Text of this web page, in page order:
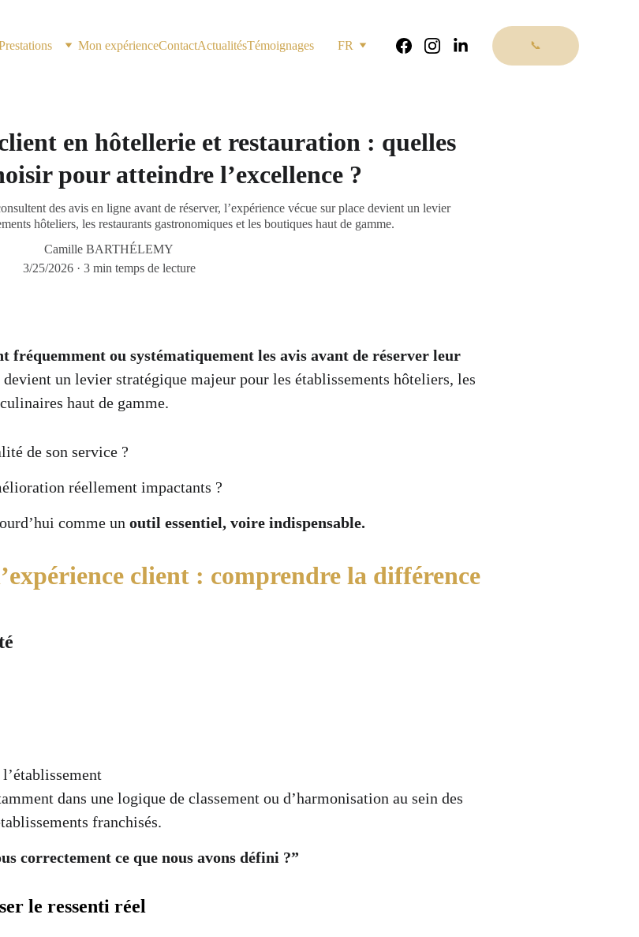
Mon expérienceContactActualitésTémoignages FR 📞
en hôtellerie et restauration : quelles
pour atteindre l’excellence ?
des avis en ligne avant de réserver, l’expérience vécue sur place devient un levier
hôteliers, les restaurants gastronomiques et les boutiques haut de gamme.
Camille BARTHÉLEMY
3/25/2026
3 min temps de lecture
fréquemment ou systématiquement les avis avant de réserver leur
un levier stratégique majeur pour les établissements hôteliers, les
haut de gamme.
de son service ?
réellement impactants ?
comme un outil essentiel, voire indispensable.
client : comprendre la différence
dans une logique de classement ou d’harmonisation au sein des
franchisés.
correctement ce que nous avons défini ?”
le ressenti réel